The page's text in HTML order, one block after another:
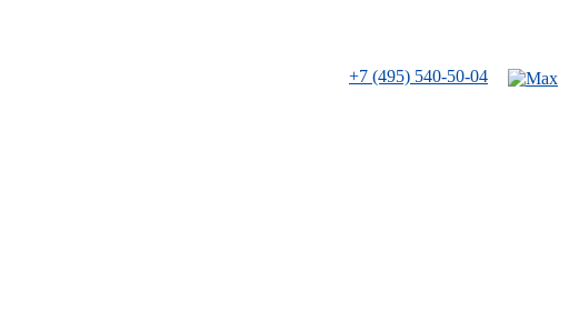
+7 (495) 540-50-04